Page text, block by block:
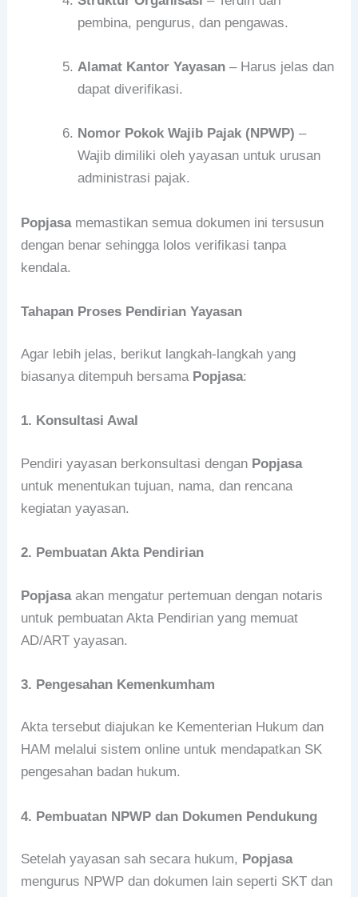
pembina, pengurus, dan pengawas.
Alamat Kantor Yayasan – Harus jelas dan
dapat diverifikasi.
Nomor Pokok Wajib Pajak (NPWP) –
Wajib dimiliki oleh yayasan untuk urusan
administrasi pajak.
Popjasamemastikan semua dokumen ini tersusun
dengan benar sehingga lolos verifikasi tanpa
kendala.
Tahapan Proses Pendirian Yayasan
Agar lebih jelas, berikut langkah-langkah yang
biasanya ditempuh bersama Popjasa:
1. Konsultasi Awal
Pendiri yayasan berkonsultasi dengan Popjasa
untuk menentukan tujuan, nama, dan rencana
kegiatan yayasan.
2. Pembuatan Akta Pendirian
Popjasaakan mengatur pertemuan dengan notaris
untuk pembuatan Akta Pendirian yang memuat
AD/ART yayasan.
3. Pengesahan Kemenkumham
Akta tersebut diajukan ke Kementerian Hukum dan
HAM melalui sistem online untuk mendapatkan SK
pengesahan badan hukum.
4. Pembuatan NPWP dan Dokumen Pendukung
Setelah yayasan sah secara hukum, Popjasa
mengurus NPWP dan dokumen lain seperti SKT dan